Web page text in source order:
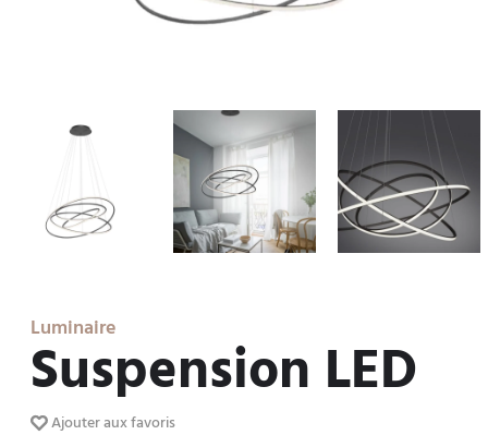
Luminaire
Suspension LED
Ajouter aux favoris